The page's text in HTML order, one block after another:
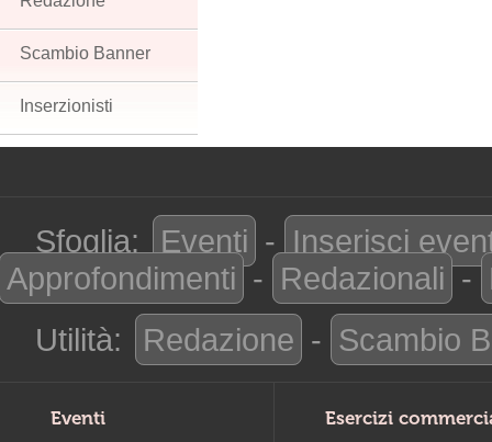
Scambio Banner
Inserzionisti
Sfoglia: Eventi - Inserisci
Approfondimenti - Redazionali -
Utilità:
Redazione - Scambio
Eventi Esercizi